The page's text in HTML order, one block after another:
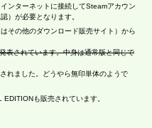
ンターネットに接続してSteamアカウン
）が必要となります。
その他のダウンロード販売サイト）から
表されています。中身は通常版と同じで
れました。どうやら無印単体のようで
も販売されています。